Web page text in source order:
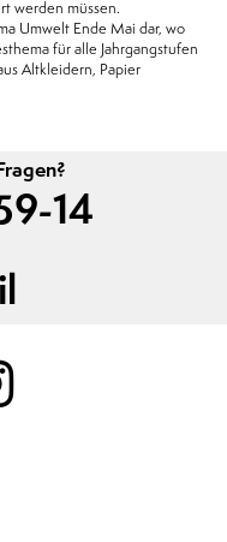
werden müssen.
Umwelt Ende Mai dar, wo
für alle Jahrgangstufen
Altkleidern, Papier
14